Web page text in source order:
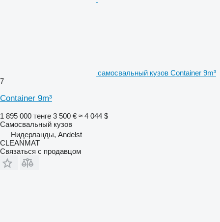
самосвальный кузов Container 9m³
7
Container 9m³
1 895 000 тенге 3 500 € ≈ 4 044 $
Самосвальный кузов
Нидерланды, Andelst
CLEANMAT
Связаться с продавцом